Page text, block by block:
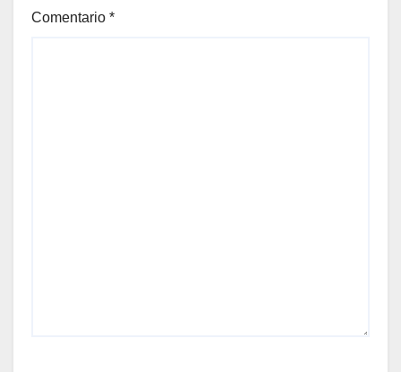
Comentario *